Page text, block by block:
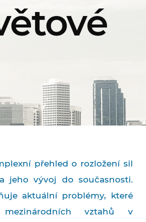
přehled o rozložení sil
jeho vývoj do současnosti.
aktuální problémy, které
vztahů v